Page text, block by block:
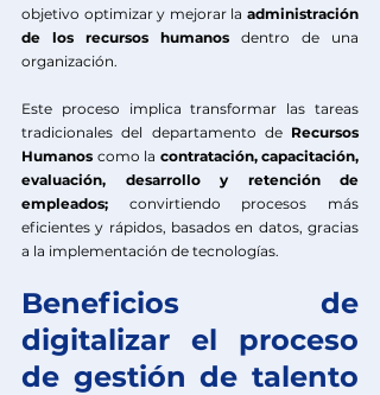
objetivo optimizar y mejorar la administración
de los recursos humanos dentro de una
organización.
Este proceso implica transformar las tareas
tradicionales del departamento de Recursos
Humanos como la contratación, capacitación,
evaluación, desarrollo y retención de
empleados; convirtiendo procesos más
eficientes y rápidos, basados en datos, gracias
a la implementación de tecnologías.
Beneficios de
digitalizar el proceso
de gestión de talento